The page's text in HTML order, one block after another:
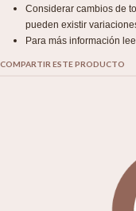
Considerar cambios de
pueden existir
Para más información
COMPARTIR ESTE PRODUCTO